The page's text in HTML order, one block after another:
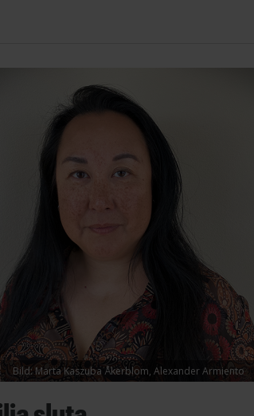
Bild: Marta Kaszuba Åkerblom, Alexander Armiento